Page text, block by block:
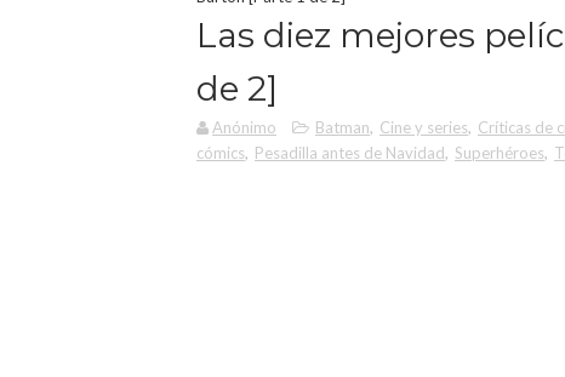
Las diez mejores
de 2]
Anónimo Batman, Cine y series, Críticas de
cómics, Pesadilla antes de Navidad, Superhéroes,